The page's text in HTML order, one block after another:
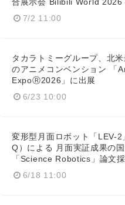
合展示会 Bilibili World 2026
7/2 11:00
タカラトミーグループ、北
のアニメコンベンション 「
ExpoⓇ2026」に出展
6/23 10:00
変形型月面ロボット「LEV-2
Q）による 月面実証成果の
「Science Robotics」論文
6/18 11:00